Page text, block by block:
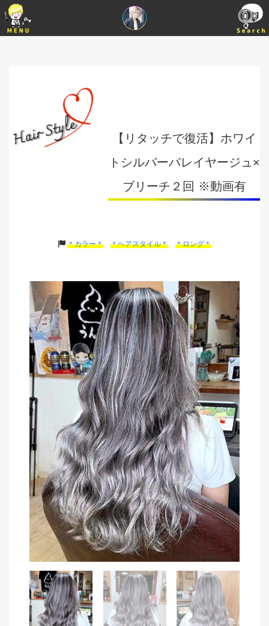
【リタッチで復活】ホワイ
トシルバーバレイヤージュ×
ブリーチ２回 ※動画有
＊カラー＊ ＊ヘアスタイル＊ ＊ロング＊